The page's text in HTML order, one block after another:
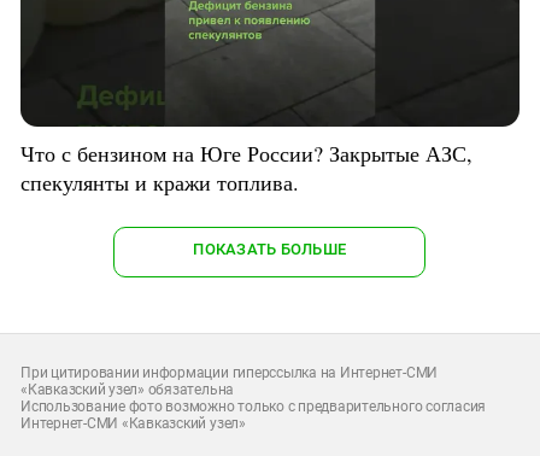
Что с бензином на Юге России? Закрытые АЗС,
спекулянты и кражи топлива.
ПОКАЗАТЬ БОЛЬШЕ
При цитировании информации гиперссылка на Интернет-СМИ
«Кавказский узел» обязательна
Использование фото возможно только с предварительного согласия
Интернет-СМИ «Кавказский узел»